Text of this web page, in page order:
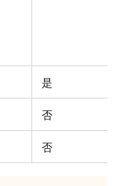
是
否
否